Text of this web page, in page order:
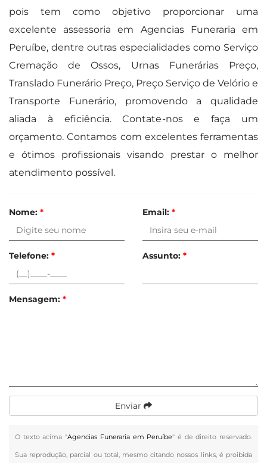
pois tem como objetivo proporcionar uma
excelente assessoria em Agencias Funeraria em
Peruíbe, dentre outras especialidades como Serviço
Cremação de Ossos, Urnas Funerárias Preço,
Translado Funerário Preço, Preço Serviço de Velório e
Transporte Funerário, promovendo a qualidade
aliada à eficiência. Contate-nos e faça um
orçamento. Contamos com excelentes ferramentas
e ótimos profissionais visando prestar o melhor
atendimento possível.
Nome: * Email: *
Telefone: * Assunto: *
Mensagem: *
Enviar
O texto acima "Agencias Funeraria em Peruíbe" é de direito reservado.
Sua reprodução, parcial ou total, mesmo citando nossos links, é proibida